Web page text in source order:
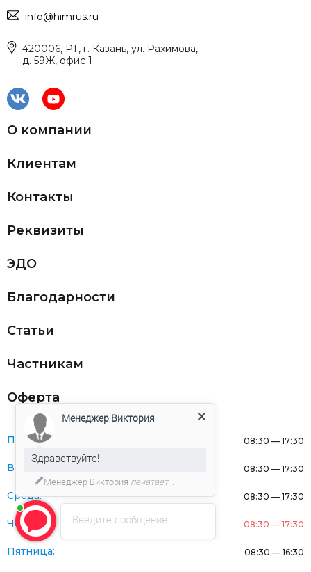
info@himrus.ru
420006, РТ, г. Казань, ул. Рахимова,
д. 59Ж, офис 1
О компании
Клиентам
Контакты
Реквизиты
ЭДО
Благодарности
Статьи
Частникам
Оферта
Понедельник: 08:30 — 17:30
Вторник: 08:30 — 17:30
Среда: 08:30 — 17:30
Четверг: 08:30 — 17:30
Пятница: 08:30 — 16:30
Введите сообщение
Менеджер Виктория
Здравствуйте!
Менеджер Виктория печатает...